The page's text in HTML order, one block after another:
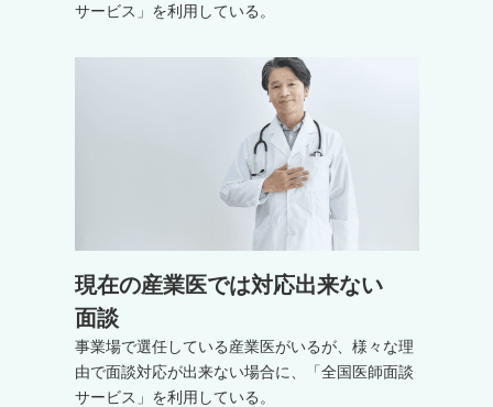
サービス」を利用している。
現在の産業医では対応出来ない
面談
事業場で選任している産業医がいるが、様々な理
由で面談対応が出来ない場合に、「全国医師面談
サービス」を利用している。